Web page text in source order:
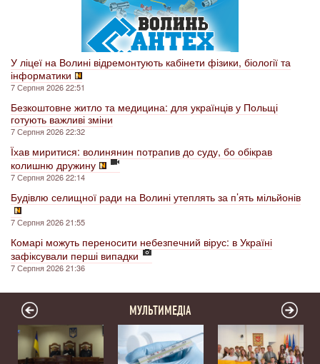
У ліцеї на Волині відремонтують кабінети фізики, біології та
інформатики
7 Серпня 2026 22:51
Безкоштовне житло та медицина: для українців у Польщі
готують важливі зміни
7 Серпня 2026 22:32
Їхав миритися: волинянин потрапив до суду, бо обікрав
колишню дружину
7 Серпня 2026 22:14
Будівлю селищної ради на Волині утеплять за п’ять мільйонів
7 Серпня 2026 21:55
Комарі можуть переносити небезпечний вірус: в Україні
зафіксували перші випадки
7 Серпня 2026 21:36
МУЛЬТИМЕДІА